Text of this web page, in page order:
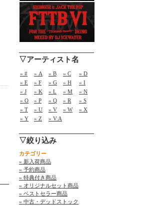
▽アーティスト名
» # » A » B » C
» D
» E
» F » G » H
» I
» J
» K » L » M
» N
» O
» P » Q » R
» S
» T
» U » V » W
» X
» Y
» Z » V.A
▽絞り込み
カテゴリー
» 新入荷商品
» 予約商品
» 特典付き商品
» オリジナルセット商品
» ベストセラー商品
» 中古・デッドストック